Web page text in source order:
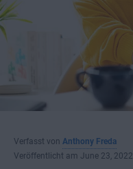
Verfasst von Anthony Freda
Veröffentlicht am June 23, 2022